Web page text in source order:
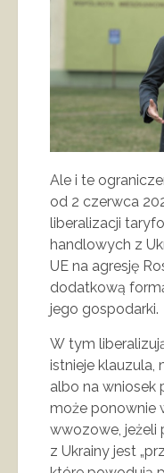
Ale i te
od 2 czerwca
liberalizacji
handlowych z
UE na agresję
dodatkową
jego gospodarki.
W tym
istnieje klauzula,
albo na wniosek
może ponownie
wwozowe,
z Ukrainy jest